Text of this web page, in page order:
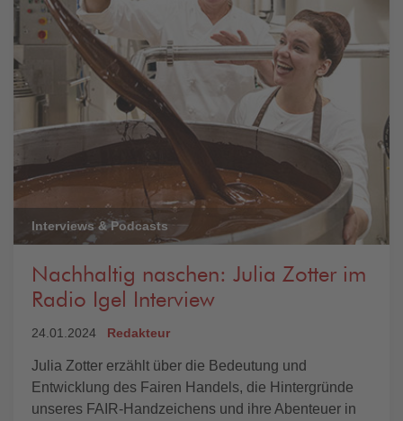
Interviews & Podcasts
Nachhaltig naschen: Julia Zotter im
Radio Igel Interview
24.01.2024 Redakteur
Julia Zotter erzählt über die Bedeutung und
Entwicklung des Fairen Handels, die Hintergründe
unseres FAIR-Handzeichens und ihre Abenteuer in